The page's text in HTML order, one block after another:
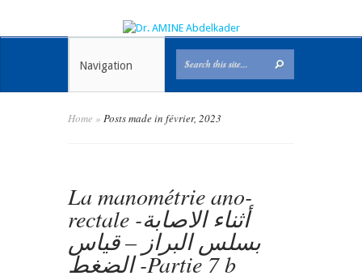
Navigation
Home » Posts made in février, 2023
La manométrie ano-
rectale -أثناء الاصابة
بسلس البراز – قياس
الضغط -Partie 7 b